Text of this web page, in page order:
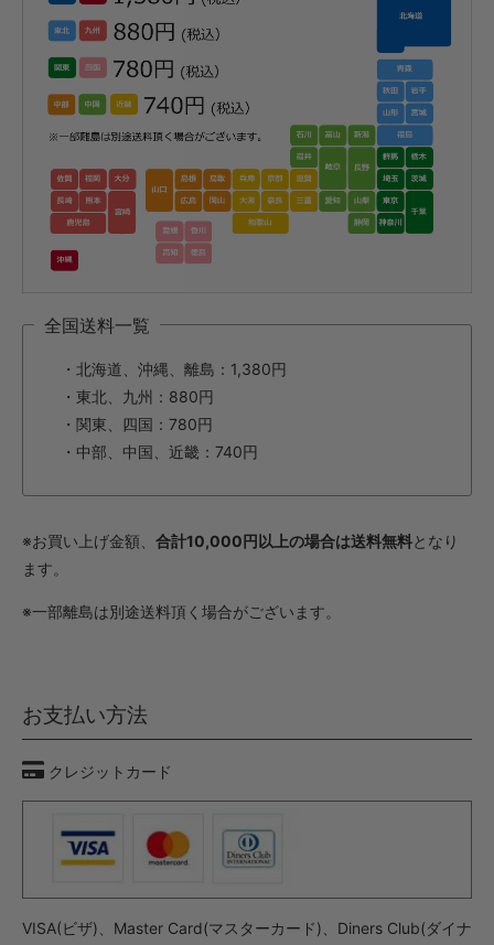
全国送料一覧
・北海道、沖縄、離島：1,380円
・東北、九州：880円
・関東、四国：780円
・中部、中国、近畿：740円
※お買い上げ金額、 合計10,000円以上の場合は送料無料となり
ます。
※一部離島は別途送料頂く場合がございます。
お支払い方法
クレジットカード
VISA(ビザ)、Master Card(マスターカード)、Diners Club(ダイナ